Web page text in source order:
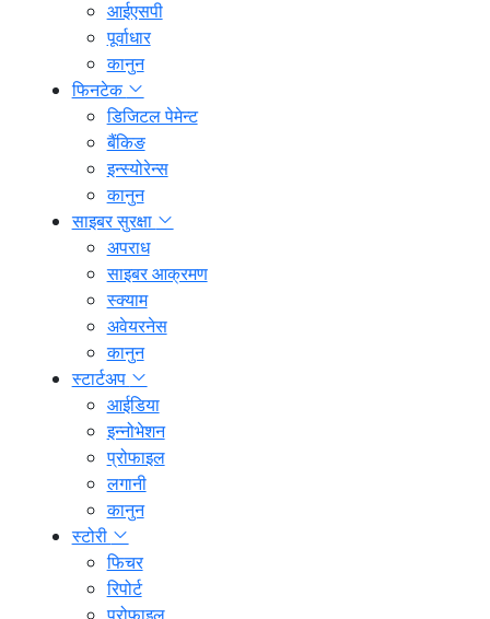
आईएसपी
पूर्वाधार
कानुन
फिनटेक
डिजिटल पेमेन्ट
बैंकिङ
इन्स्योरेन्स
कानुन
साइबर सुरक्षा
अपराध
साइबर आक्रमण
स्क्याम
अवेयरनेस
कानुन
स्टार्टअप
आईडिया
इन्नोभेशन
प्रोफाइल
लगानी
कानुन
स्टोरी
फिचर
रिपोर्ट